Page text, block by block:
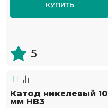
КУПИТЬ
5
Катод никелевый 10
мм НВ3